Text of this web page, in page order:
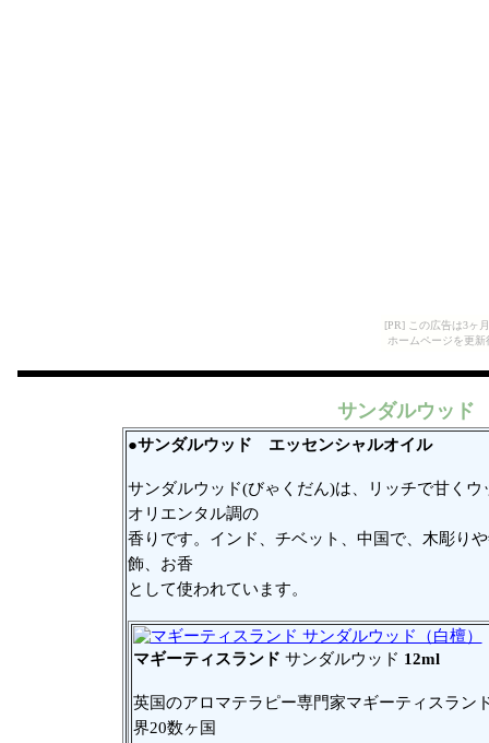
[PR] この広告は3ヶ
ホームページを更
サンダルウッ
●サンダルウッド エッセンシャルオイル
サンダルウッド(びゃくだん)は、リッチで甘くウ
オリエンタル調の
香りです。インド、チベット、中国で、木彫り
飾、お香
として使われています。
マギーティスランド サンダルウッド 12ml
英国のアロマテラピー専門家マギーティスラン
界20数ヶ国